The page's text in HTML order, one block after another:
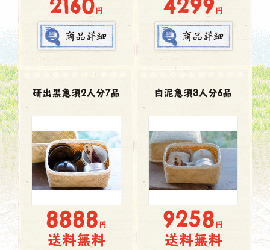
2160円 4299円
研出黒急須2人分7品
8888円
送料無料
白泥急須3人分6品
9258円
送料無料